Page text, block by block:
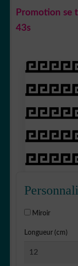
Promotion se
42s
Miroir
Longueur (cm)